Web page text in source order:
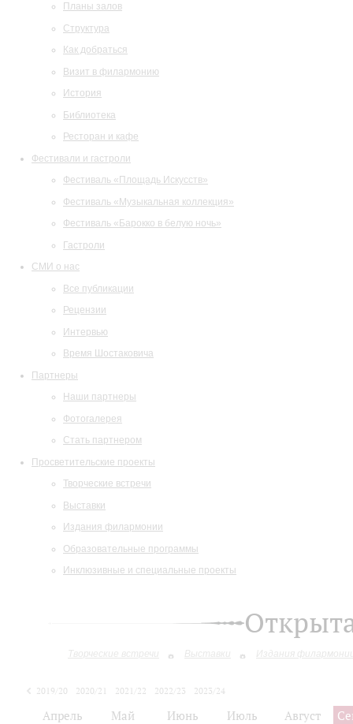
Планы залов
Структура
Как добраться
Визит в филармонию
История
Библиотека
Ресторан и кафе
Фестивали и гастроли
Фестиваль «Площадь Искусств»
Фестиваль «Музыкальная коллекция»
Фестиваль «Барокко в белую ночь»
Гастроли
СМИ о нас
Все публикации
Рецензии
Интервью
Время Шостаковича
Партнеры
Наши партнеры
Фотогалерея
Стать партнером
Просветительские проекты
Творческие встречи
Выставки
Издания филармонии
Образовательные программы
Инклюзивные и специальные проекты
Творческие встречи Выставки Издания
2019/20 2020/21 2021/22 2022/23
2023/24
Апрель Май Июнь Июль Август